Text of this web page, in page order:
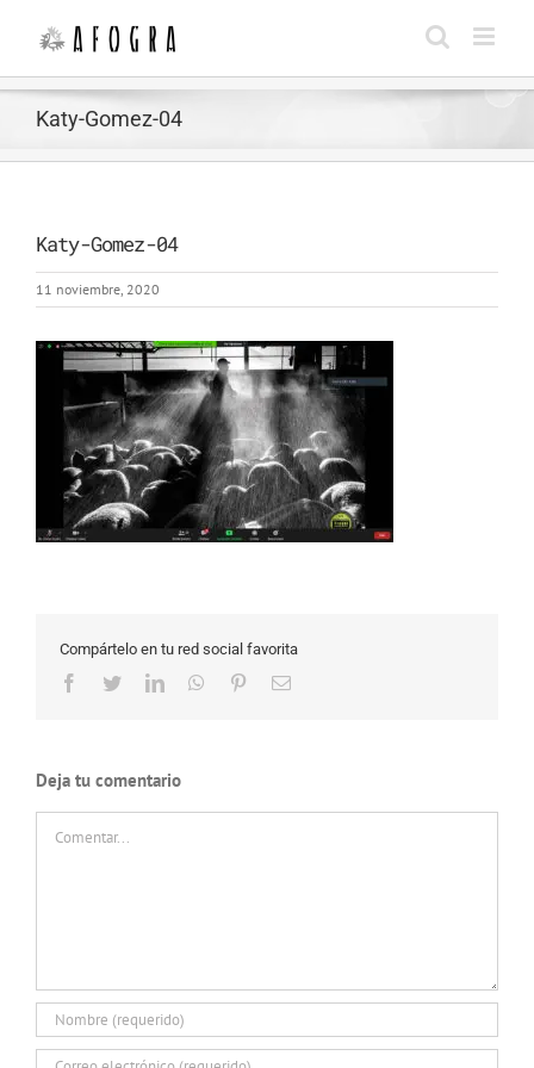
contenido
Katy-Gomez-04
Katy-Gomez-04
11 noviembre, 2020
Compártelo en tu red social favorita
Facebook
TwitterLinkedInWhatsApp
PinterestCorreo
Deja tu comentario